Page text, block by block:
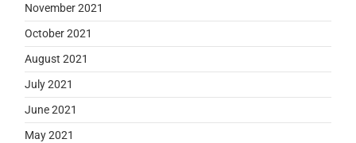
November 2021
October 2021
August 2021
July 2021
June 2021
May 2021